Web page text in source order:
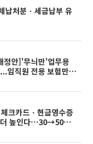
납처분ㆍ세금납부 유
정안]'무늬만'업무용
임직원 전용 보험만
크카드ㆍ현금영수증
더 높인다…30→50%